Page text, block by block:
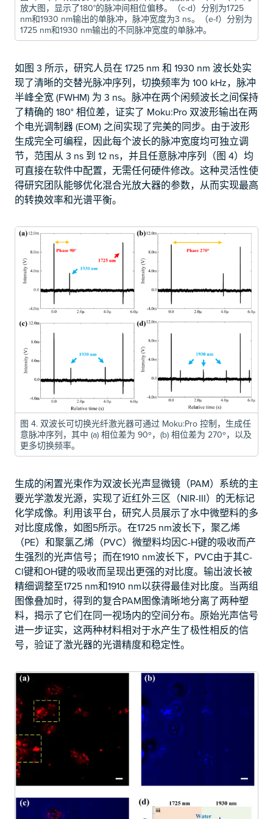
放大图，显示了180°的脉冲间相位偏移。（c-d）分别为1725
nm和1930 nm输出的单脉冲，脉冲宽度为3 ns。（e-f）分别为
1725 nm和1930 nm输出的不同脉冲宽度的单脉冲。
如图 3 所示，研究人员在 1725 nm 和 1930 nm 波长处实
现了清晰的交替光脉冲序列，切换频率为 100 kHz，脉冲
半峰全宽 (FWHM) 为 3 ns。脉冲在两个闲频波长之间保持
了精确的 180° 相位差，证实了 Moku:Pro 双波形输出在两
个电光调制器 (EOM) 之间实现了完美的同步。由于波形
生成完全可编程，因此每个波长的脉冲宽度均可独立调
节，范围从 3 ns 到 12 ns，并且任意脉冲序列（图 4）均
可直接在软件中配置，无需任何硬件修改。这种灵活性使
得研究团队能够优化混合光放大器的参数，从而实现最高
的转换效率和光谱平衡。
图 4. 双波长可切换光纤激光器可通过 Moku:Pro 控制，生成任
意脉冲序列，其中 (a) 相位差为 90º，(b) 相位差为 270º，以及
更多切换频率。
生成的闲置光束作为双波长光声显微镜（PAM）系统的主
要光学激发光源，实现了近红外三区（NIR-III）的无标记
化学成像。利用该平台，研究人员展示了水中微塑料的多
对比度成像，如图5所示。在1725 nm波长下，聚乙烯
（PE）和聚氯乙烯（PVC）微塑料均因C-H键的吸收而产
生强烈的光声信号；而在1910 nm波长下，PVC由于其C-
Cl键和OH键的吸收而呈现出更强的对比度。输出波长被
精细调整至1725 nm和1910 nm以获得最佳对比度。当两组
图像叠加时，得到的复合PAM图像清晰地分离了两种塑
料，揭示了它们在同一视场内的空间分布。原始光声信号
进一步证实，这两种材料相对于水产生了极性相反的信
号，验证了激光器的光谱精度和稳定性。